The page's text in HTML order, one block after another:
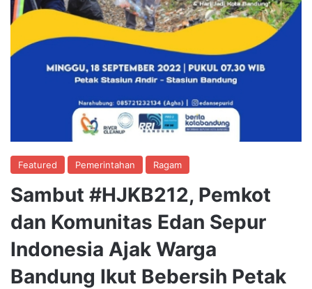
Featured Pemerintahan Ragam
Sambut #HJKB212, Pemkot
dan Komunitas Edan Sepur
Indonesia Ajak Warga
Bandung Ikut Bebersih Petak